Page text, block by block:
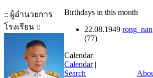
:: ผู้อำนวยการ
โรงเรียน ::
Birthdays in this month
22.08.1949 rong_nan
(77)
Calendar
Calendar |
Search